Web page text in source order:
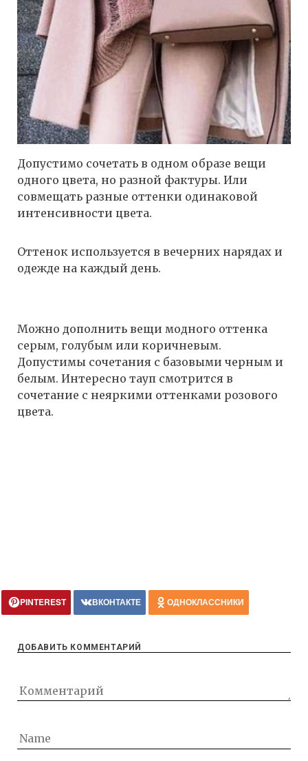
Допустимо сочетать в одном образе вещи
одного цвета, но разной фактуры. Или
совмещать разные оттенки одинаковой
интенсивности цвета.
Оттенок используется в вечерних нарядах и
одежде на каждый день.
Можно дополнить вещи модного оттенка
серым, голубым или коричневым.
Допустимы сочетания с базовыми черным и
белым. Интересно тауп смотрится в
сочетание с неяркими оттенками розового
цвета.
PINTEREST ВКОНТАКТЕ ОДНОКЛАССНИКИ
ДОБАВИТЬ КОММЕНТАРИЙ